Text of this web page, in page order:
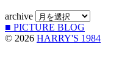
archive
■ PICTURE BLOG
© 2026 HARRY'S 1984